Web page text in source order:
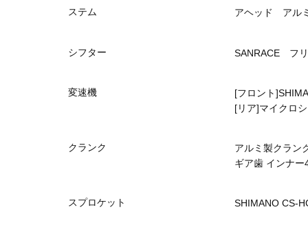
ステム アヘッド アル
シフター SANRACE フ
変速機
[フロント
[リア]マイクロ
クランク
アルミ製クラ
ギア歯 インナ
スプロケット SHIMANO CS-